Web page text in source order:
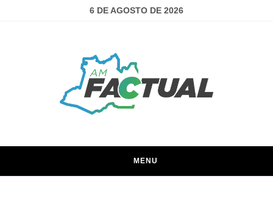
6 DE AGOSTO DE 2026
MENU